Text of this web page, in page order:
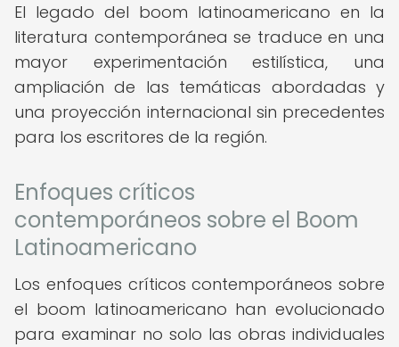
El legado del boom latinoamericano en la
literatura contemporánea se traduce en una
mayor experimentación estilística, una
ampliación de las temáticas abordadas y
una proyección internacional sin precedentes
para los escritores de la región.
Enfoques críticos
contemporáneos sobre el Boom
Latinoamericano
Los enfoques críticos contemporáneos sobre
el boom latinoamericano han evolucionado
para examinar no solo las obras individuales